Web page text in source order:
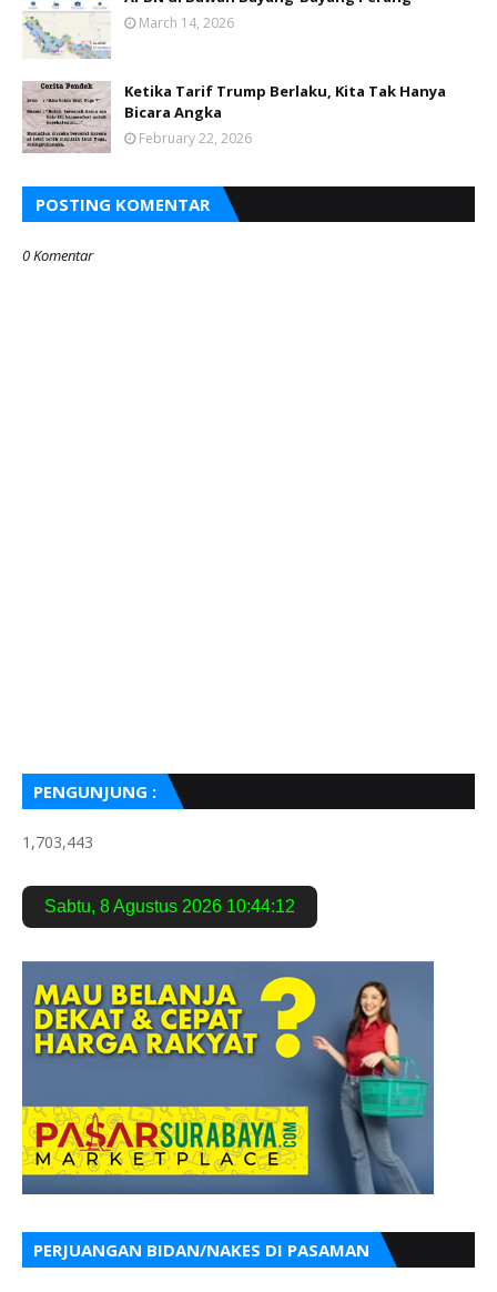
March 14, 2026
Ketika Tarif Trump Berlaku, Kita Tak Hanya
Bicara Angka
February 22, 2026
POSTING KOMENTAR
0 Komentar
PENGUNJUNG :
1,703,443
Sabtu, 8 Agustus 2026 10:44:13
PERJUANGAN BIDAN/NAKES DI PASAMAN